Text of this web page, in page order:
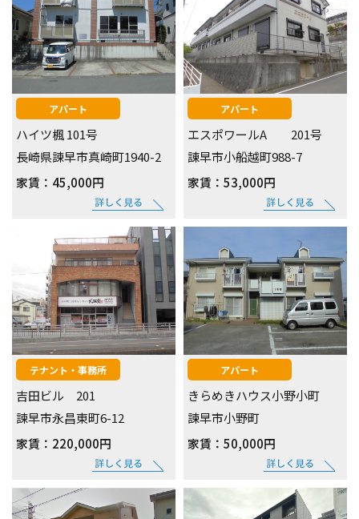
アパート
ハイツ楓 101号
長崎県諫早市真崎町1940-2
家賃：45,000円
アパート
エスポワールA 201号
諌早市小船越町988-7
家賃：53,000円
テナント・事務所
吉田ビル 201
諫早市永昌東町6-12
家賃：220,000円
アパート
きらめきハウス小野小町
諫早市小野町
家賃：50,000円